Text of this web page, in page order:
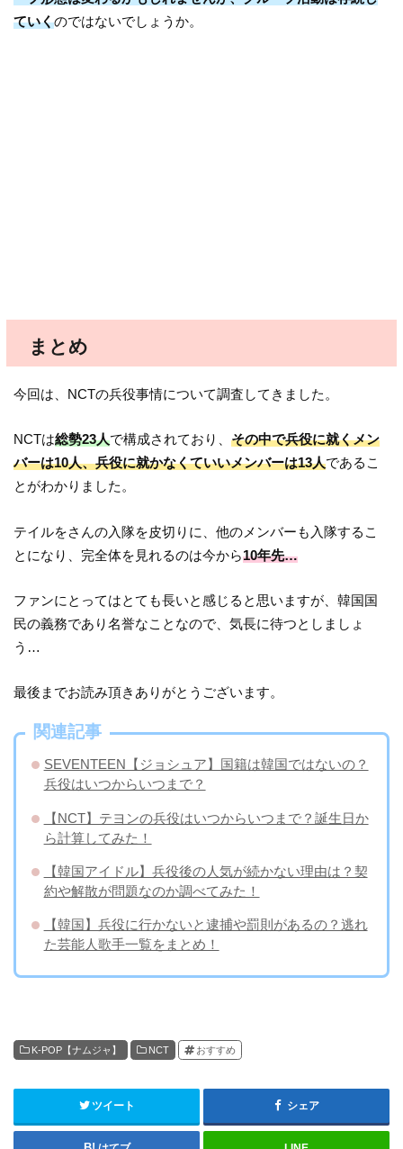
ていくのではないでしょうか。
まとめ
今回は、NCTの兵役事情について調査してきました。
NCTは総勢23人で構成されており、その中で兵役に就くメン
バーは10人、兵役に就かなくていいメンバーは13人であるこ
とがわかりました。
テイルをさんの入隊を皮切りに、他のメンバーも入隊するこ
とになり、完全体を見れるのは今から10年先…
ファンにとってはとても長いと感じると思いますが、韓国国
民の義務であり名誉なことなので、気長に待つとしましょ
う…
最後までお読み頂きありがとうございます。
関連記事
SEVENTEEN【ジョシュア】国籍は韓国ではないの？
兵役はいつからいつまで？
【NCT】テヨンの兵役はいつからいつまで？誕生日か
ら計算してみた！
【韓国アイドル】兵役後の人気が続かない理由は？契
約や解散が問題なのか調べてみた！
【韓国】兵役に行かないと逮捕や罰則があるの？逃れ
た芸能人歌手一覧をまとめ！
K-POP【ナムジャ】 NCT おすすめ
ツイート シェア